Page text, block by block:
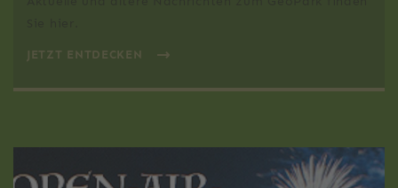
JETZT ENTDECKEN